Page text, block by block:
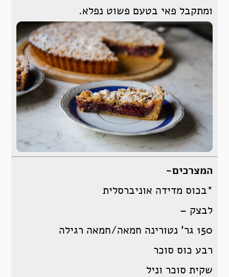
ומתקבל פאי בטעם פשוט נפלא.
המצרכים-
*בכוס מדידה אוניברסלית
לבצק –
150 גר’ נטורינה חמאה/חמאה רגילה
רבע כוס סוכר
שקית סוכר וניל